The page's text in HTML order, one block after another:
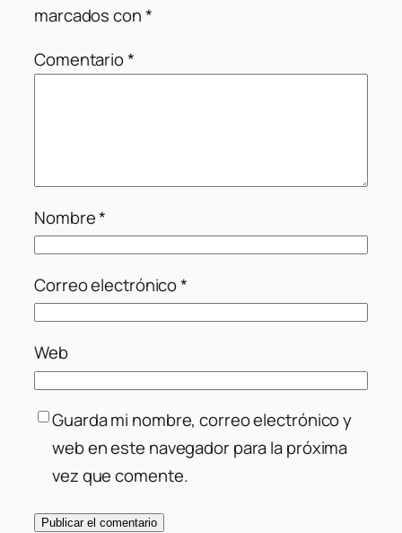
marcados con*
Comentario*
Nombre*
Correo electrónico*
Web
Guarda mi nombre, correo electrónico y
web en este navegador para la próxima
vez que comente.